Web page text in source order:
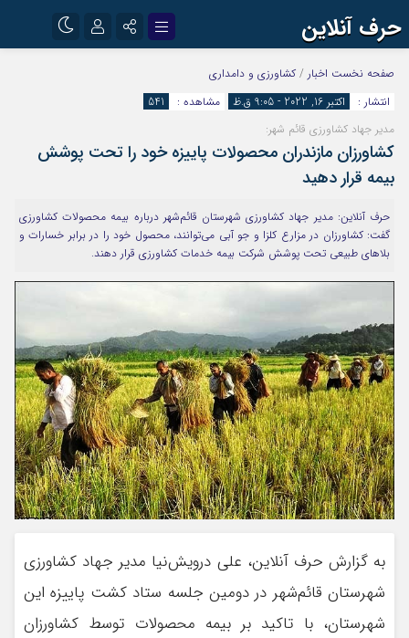
حرف آنلاین
اینستاگرام
آپارات
رمز عبور
مرا به خاطر بسپار
صفحه نخست اخبار / کشاورزی و دامداری
انتشار :
اکتبر 16, 2022 - 9:05 ق.ظ مشاهده :
541
مدیر جهاد کشاورزی قائم شهر:
کشاورزان مازندران محصولات پاییزه خود را تحت پوشش
بیمه قرار دهید
حرف آنلاین: مدیر جهاد کشاورزی شهرستان قائم‌شهر درباره بیمه محصولات کشاورزی
گفت: کشاورزان در مزارع کلزا و جو آبی می‌توانند، محصول خود را در برابر خسارات و
بلا‌های طبیعی تحت پوشش شرکت بیمه خدمات کشاورزی قرار دهند.
به گزارش حرف آنلاین، علی درویش‌نیا مدیر جهاد کشاورزی
شهرستان قائم‌شهر در دومین جلسه ستاد کشت پاییزه این
شهرستان، با تاکید بر بیمه محصولات توسط کشاورزان